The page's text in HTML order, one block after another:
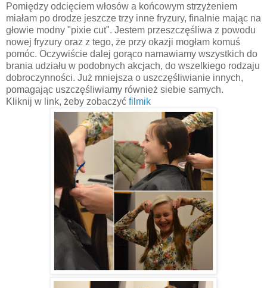
Pomiędzy odcięciem włosów a końcowym strzyżeniem
miałam po drodze jeszcze trzy inne fryzury, finalnie mając na
głowie modny "pixie cut". Jestem przeszczęśliwa z powodu
nowej fryzury oraz z tego, że przy okazji mogłam komuś
pomóc. Oczywiście dalej gorąco namawiamy wszystkich do
brania udziału w podobnych akcjach, do wszelkiego rodzaju
dobroczynności. Już mniejsza o uszczęśliwianie innych,
pomagając uszczęśliwiamy również siebie samych.
Kliknij w link, żeby zobaczyć filmik